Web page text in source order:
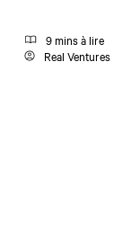
9 mins à lire
Real Ventures